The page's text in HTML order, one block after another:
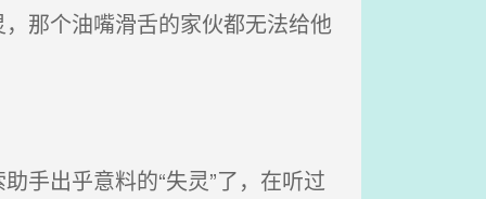
那个油嘴滑舌的家伙都无法给他
手出乎意料的“失灵”了，在听过